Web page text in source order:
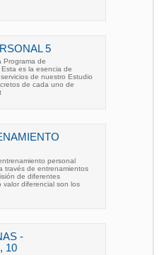
5
Programa de
es la esencia de
de nuestro Estudio
de cada uno de
personal
través de entrenamientos
de diferentes
valor diferencial son los
-
10